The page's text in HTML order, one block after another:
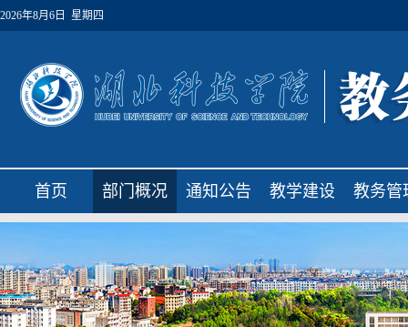
2026年8月6日 星期四
首页 部门概况 通知公告 教学建设 教务管